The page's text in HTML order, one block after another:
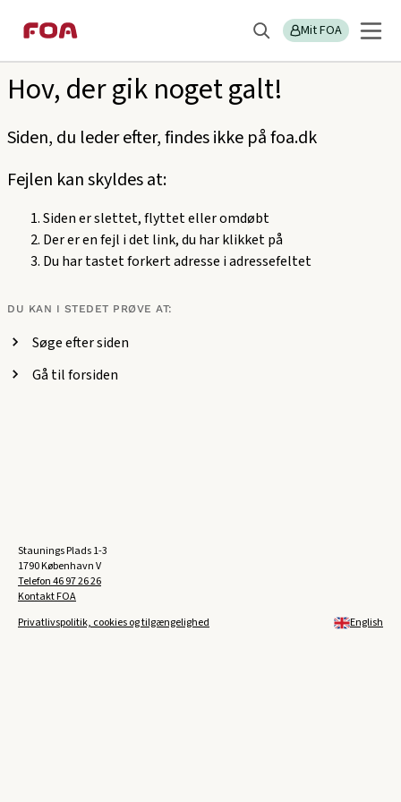
til
hovedindhold
til
hovedmenu
Søg Mit FOA
menu
404
Hov, der gik noget galt!
Siden, du leder efter, findes ikke på foa.dk
Fejlen kan skyldes at:
Siden er slettet, flyttet eller omdøbt
Der er en fejl i det link, du har klikket på
Du har tastet forkert adresse i adressefeltet
DU KAN I STEDET PRØVE AT:
Søge efter siden
Gå til forsiden
Staunings Plads 1-3
1790 København V
Telefon46 97 26 26
Kontakt FOA
Privatlivspolitik, cookies og tilgængelighed
English